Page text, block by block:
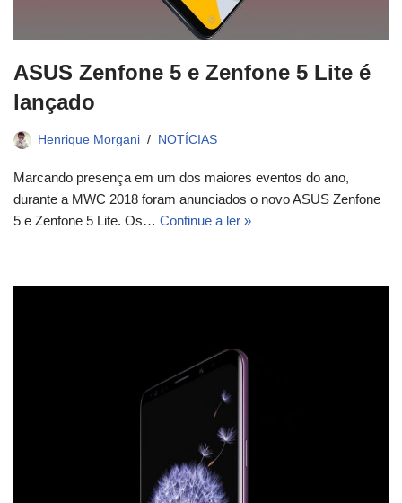
ASUS Zenfone 5 e Zenfone 5 Lite é
lançado
Henrique Morgani NOTÍCIAS
Marcando presença em um dos maiores eventos do ano,
durante a MWC 2018 foram anunciados o novo ASUS Zenfone
5 e Zenfone 5 Lite. Os… Continue a ler »